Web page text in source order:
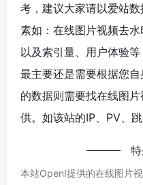
考，建议大家请以爱站
素如：在线图片视频去
以及索引量、用户体验
最主要还是需要根据您
的数据则需要找在线图
供。如该站的IP、PV、跳
本站OpenI提供的在线图片